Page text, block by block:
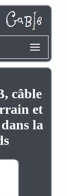
câble
et
la